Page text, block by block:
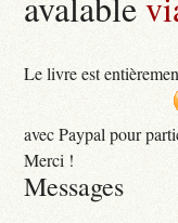
Le livre est
avec Paypal pour
Merci !
Messages